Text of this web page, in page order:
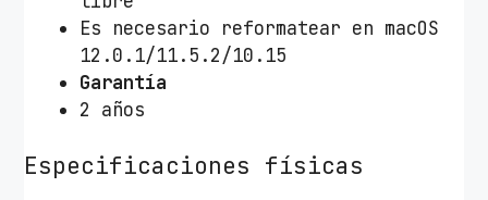
Es necesario reformatear en macOS
12.0.1/11.5.2/10.15
Garantía
2 años
Especificaciones físicas